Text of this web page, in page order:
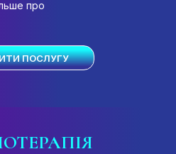
про
ПОСЛУГУ